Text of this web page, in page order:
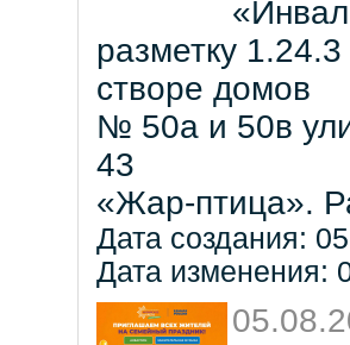
разметку
створе домов
№ 50а и 50в
43
«Жар-птица».
Дата создания:
Дата изменения: